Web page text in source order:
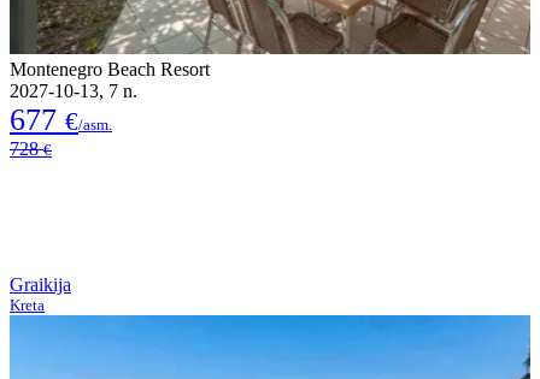
Montenegro Beach Resort
2027-10-13, 7 n.
677 €/asm.
728€
Graikija
Kreta